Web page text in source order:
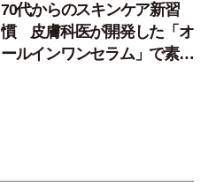
70代からのスキンケア新習
慣 皮膚科医が開発した「オ
ールインワンセラム」で素肌